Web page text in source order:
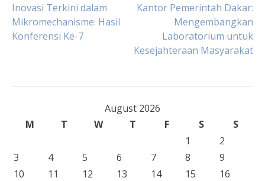
Post
navigation
Inovasi Terkini dalam
Mikromechanisme: Hasil
Konferensi Ke-7
Kantor Pemerintah Dakar:
Mengembangkan
Laboratorium untuk
Kesejahteraan Masyarakat
August 2026
M
T W T F S
S
1
2
3
4 5 6 7 8
9
10
11 12 13 14 15
16